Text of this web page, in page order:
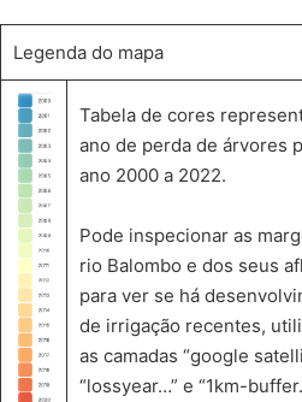
Legenda do mapa
Tabela de cores
ano de perda de árvores
ano 2000 a 2022.
Pode inspecionar as
rio Balombo e dos seus
para ver se há
de irrigação recentes,
as camadas “google
“lossyear…” e “1km-